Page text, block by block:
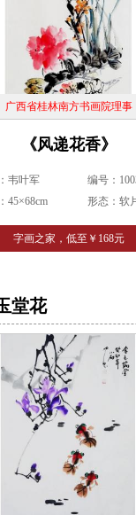
广西省桂林南方书画院理事
《风递花香》
韦叶军
45×68cm
编号：
形态：软
字画之家，低至￥168元
堂花